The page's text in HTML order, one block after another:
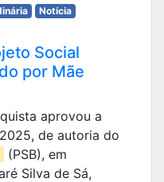
Notícia
Social
por Mãe
aprovou a
de autoria do
(PSB), em
Silva de Sá,